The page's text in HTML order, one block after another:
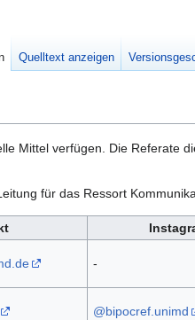
Mittel verfügen. Die Referate
für das Ressort
-
@bipocref.unimd
Quelltext anzeigen